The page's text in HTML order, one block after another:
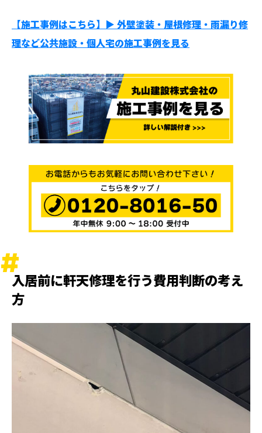
【施工事例はこちら】▶︎ 外壁塗装・屋根修理・雨漏り修
理など公共施設・個人宅の施工事例を見る
入居前に軒天修理を行う費用判断の考え
方